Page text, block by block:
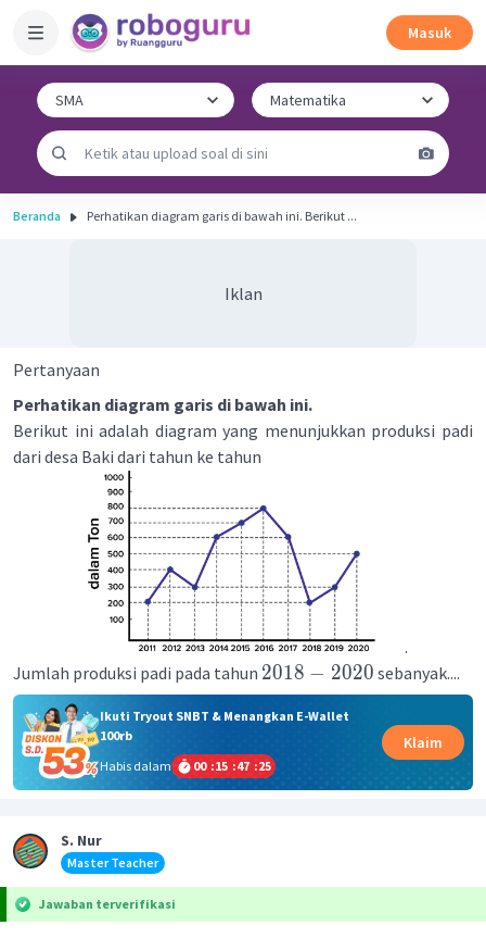
Masuk
Beranda Perhatikan diagram garis di bawah ini. Berikut ...
Iklan
Pertanyaan
Perhatikan diagram garis di bawah ini.
Berikut ini adalah diagram yang menunjukkan produksi padi
dari desa Baki dari tahun ke tahun
.
Jumlah produksi padi pada tahun 2018 − 2020 sebanyak....
Ikuti Tryout SNBT & Menangkan E-Wallet
100rb
Habis dalam
00 :15 :47 :25
Klaim
S. Nur
Master Teacher
Jawaban terverifikasi